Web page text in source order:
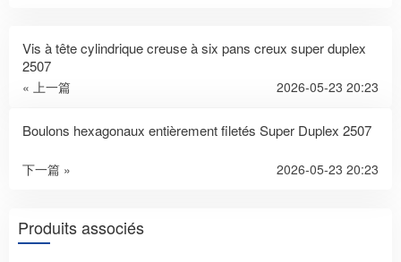
Vis à tête cylindrique creuse à six pans creux super duplex
2507
« 上一篇 2026-05-23 20:23
Boulons hexagonaux entièrement filetés Super Duplex 2507
下一篇 » 2026-05-23 20:23
Produits associés